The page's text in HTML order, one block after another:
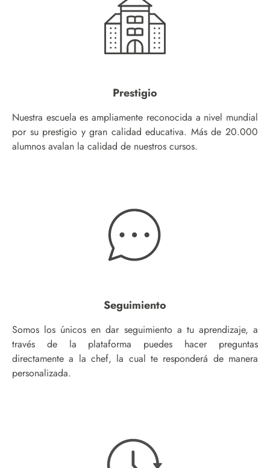
Prestigio
Nuestra escuela es ampliamente reconocida a nivel mundial
por su prestigio y gran calidad educativa. Más de 20.000
alumnos avalan la calidad de nuestros cursos.
Seguimiento
Somos los únicos en dar seguimiento a tu aprendizaje, a
través de la plataforma puedes hacer preguntas
directamente a la chef, la cual te responderá de manera
personalizada.